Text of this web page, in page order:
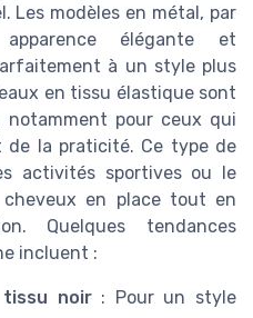
Les modèles en métal, par
élégante et
à un style plus
en tissu élastique sont
notamment pour ceux qui
la praticité. Ce type de
activités sportives ou le
en place tout en
Quelques tendances
incluent :
tissu noir: Pour un style